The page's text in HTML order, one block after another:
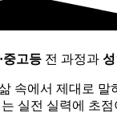
중고등 전 과정과
속에서 제대로 말
실전 실력에 초